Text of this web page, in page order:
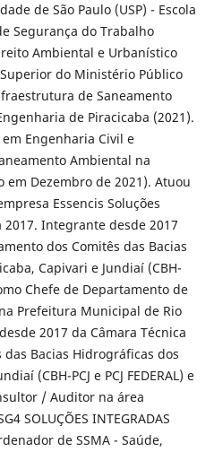
de São Paulo (USP) - Escola
Segurança do Trabalho
Ambiental e Urbanístico
do Ministério Público
de Saneamento
de Piracicaba (2021).
Engenharia Civil e
Ambiental na
em Dezembro de 2021). Atuou
Essencis Soluções
Integrante desde 2017
dos Comitês das Bacias
Capivari e Jundiaí (CBH-
Chefe de Departamento de
Prefeitura Municipal de Rio
2017 da Câmara Técnica
Bacias Hidrográficas dos
(CBH-PCJ e PCJ FEDERAL) e
/ Auditor na área
SOLUÇÕES INTEGRADAS
de SSMA - Saúde,